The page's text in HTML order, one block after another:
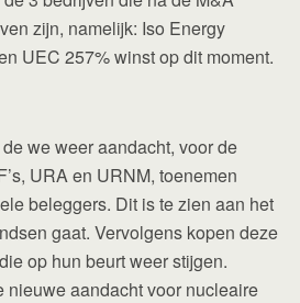
zijn, namelijk: Iso Energy
UEC 257% winst op dit moment.
we weer aandacht, voor de
URA en URNM, toenemen
beleggers. Dit is te zien aan het
gaat. Vervolgens kopen deze
op hun beurt weer stijgen.
nieuwe aandacht voor nucleaire